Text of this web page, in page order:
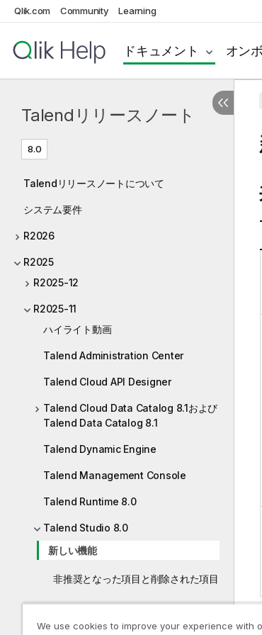
Qlik.com Community Learning
ドキュメント オン
Talendリリースノート
8.0
Talendリリースノートについて
システム要件
R2026
R2025
R2025-12
R2025-11
ハイライト動画
Talend Administration Center
Talend Cloud API Designer
Talend Cloud Data Catalog 8.1および
Talend Data Catalog 8.1
Talend Dynamic Engine
Talend Management Console
Talend Runtime 8.0
Talend Studio 8.0
新しい機能
非推奨となった項目と削除された項目
We use cookies to improve your experience with